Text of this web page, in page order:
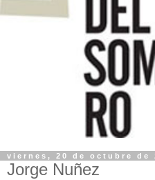
viernes, 20 de octubre de
Jorge Nuñez